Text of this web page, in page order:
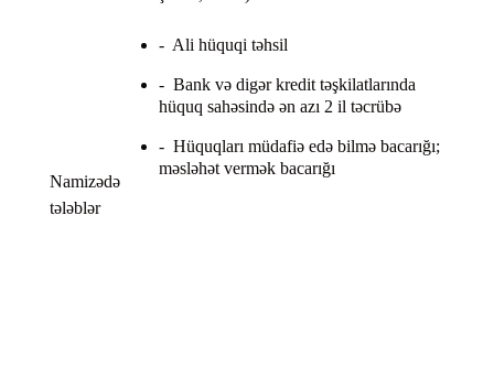
Namizədə
tələblər
- Ali hüquqi təhsil
- Bank və digər kredit təşkilatlarında
hüquq sahəsində ən azı 2 il təcrübə
- Hüquqları müdafiə edə bilmə bacarığı;
məsləhət vermək bacarığı